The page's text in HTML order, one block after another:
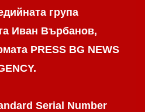
група
Иван Върбанов,
PRESS BG NEWS
Serial Number